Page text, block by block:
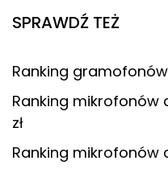
SPRAWDŹ TEŻ
Ranking
Ranking
zł
Ranking mikrofonów